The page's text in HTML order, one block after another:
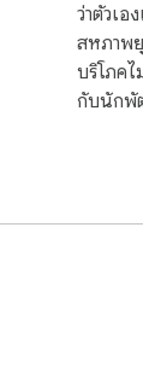
ว่าตัวเอ
สหภาพยุ
บริโภค
กับนักพั